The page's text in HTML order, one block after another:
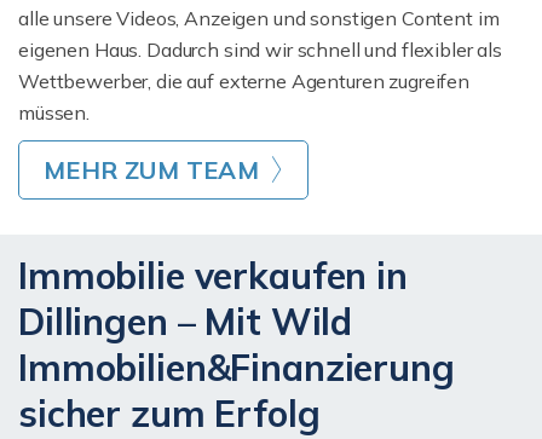
alle unsere Videos, Anzeigen und sonstigen Content im
eigenen Haus. Dadurch sind wir schnell und flexibler als
Wettbewerber, die auf externe Agenturen zugreifen
müssen.
MEHR ZUM TEAM
Immobilie verkaufen in
Dillingen – Mit Wild
Immobilien&Finanzierung
sicher zum Erfolg